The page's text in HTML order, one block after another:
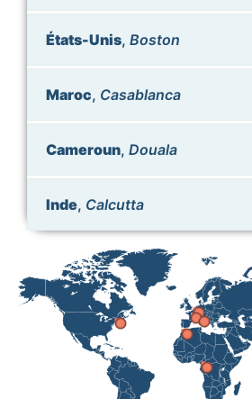
États-Unis, Boston
Maroc, Casablanca
Cameroun, Douala
Inde, Calcutta